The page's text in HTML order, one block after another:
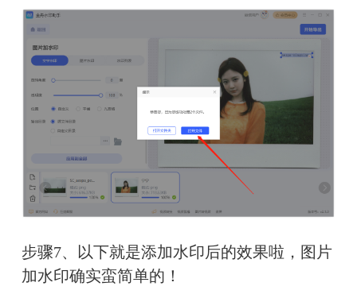
步骤7、以下就是添加水印后的效果啦，图片
加水印确实蛮简单的！